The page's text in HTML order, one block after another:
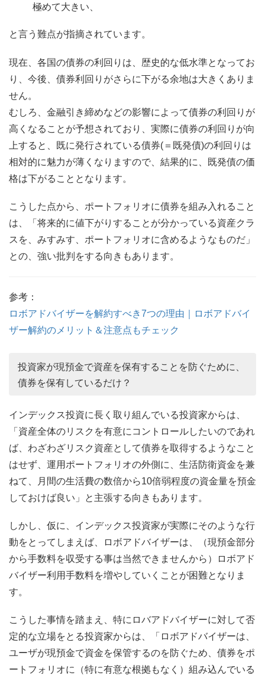
極めて大きい、
と言う難点が指摘されています。
現在、各国の債券の利回りは、歴史的な低水準となってお
り、今後、債券利回りがさらに下がる余地は大きくありま
せん。
むしろ、金融引き締めなどの影響によって債券の利回りが
高くなることが予想されており、実際に債券の利回りが向
上すると、既に発行されている債券(＝既発債)の利回りは
相対的に魅力が薄くなりますので、結果的に、既発債の価
格は下がることとなります。
こうした点から、ポートフォリオに債券を組み入れること
は、「将来的に値下がりすることが分かっている資産クラ
スを、みすみす、ポートフォリオに含めるようなものだ」
との、強い批判をする向きもあります。
参考：
ロボアドバイザーを解約すべき7つの理由｜ロボアドバイ
ザー解約のメリット＆注意点もチェック
投資家が現預金で資産を保有することを防ぐために、
債券を保有しているだけ？
インデックス投資に長く取り組んでいる投資家からは、
「資産全体のリスクを有意にコントロールしたいのであれ
ば、わざわざリスク資産として債券を取得するようなこと
はせず、運用ポートフォリオの外側に、生活防衛資金を兼
ねて、月間の生活費の数倍から10倍弱程度の資金量を預金
しておけば良い」と主張する向きもあります。
しかし、仮に、インデックス投資家が実際にそのような行
動をとってしまえば、ロボアドバイザーは、（現預金部分
から手数料を収受する事は当然できませんから）ロボアド
バイザー利用手数料を増やしていくことが困難となりま
す。
こうした事情を踏まえ、特にロバアドバイザーに対して否
定的な立場をとる投資家からは、「ロボアドバイザーは、
ユーザが現預金で資金を保管するのを防ぐため、債券をポ
ートフォリオに（特に有意な根拠もなく）組み込んでいる